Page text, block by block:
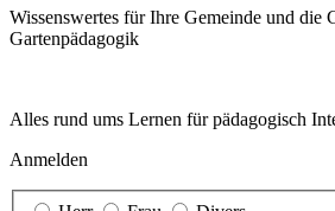
Wissenswertes für Ihre Gemeinde und die
Garten­pädagogik
Alles rund ums Lernen für pädagogisch
Anmelden